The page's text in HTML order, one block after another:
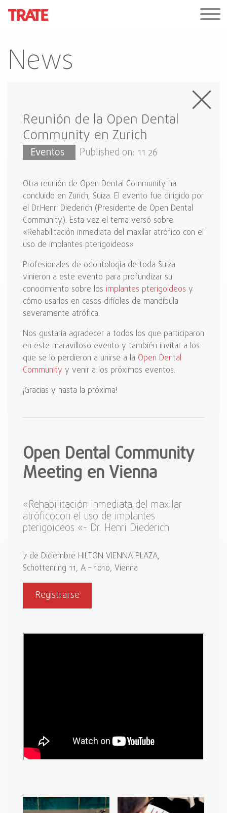
News
Reunión de la Open Dental
Community en Zurich
Eventos Published on: 11 26
Otra reunión de Open Dental Community ha
concluido en Zurich, Suiza. El evento fue dirigido por
el Dr.Henri Diederich (Presidente de Open Dental
Community). Esta vez el tema versó sobre
«Rehabilitación inmediata del maxilar atrófico con el
uso de implantes pterigoideos»
Profesionales de odontología de toda Suiza
vinieron a este evento para profundizar su
conocimiento sobre los implantes pterigoideos y
cómo usarlos en casos difíciles de mandíbula
severamente atrófica.
Nos gustaría agradecer a todos los que participaron
en este maravilloso evento y también invitar a los
que se lo perdieron a unirse a la Open Dental
Community y venir a los próximos eventos.
¡Gracias y hasta la próxima!
Open Dental Community
Meeting en Vienna
«Rehabilitación inmediata del maxilar
atróficocon el uso de implantes
pterigoideos «- Dr. Henri Diederich
7 de Diciembre HILTON VIENNA PLAZA,
Schottenring 11, A – 1010, Vienna
Registrarse